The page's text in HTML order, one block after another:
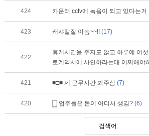
424 카운터 cctv에 녹음이 되고 있다는
423 캐샤칼질 이놈~~!! (17)
422
휴게시간을 주지도 않고 하루에 여
로계약서에 사인하라는대 어찌해야
421 ■□■ 제 근무시간 봐주삼 (7)
420 업주들은 돈이 어디서 생김? (6)